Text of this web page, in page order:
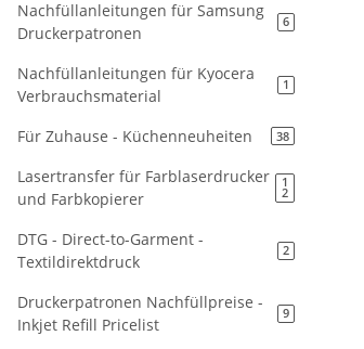
Nachfüllanleitungen für Samsung
Druckerpatronen
6
Nachfüllanleitungen für Kyocera
Verbrauchsmaterial
1
Für Zuhause - Küchenneuheiten 38
Lasertransfer für Farblaserdrucker
und Farbkopierer
1
2
DTG - Direct-to-Garment -
Textildirektdruck
2
Druckerpatronen Nachfüllpreise -
Inkjet Refill Pricelist
9